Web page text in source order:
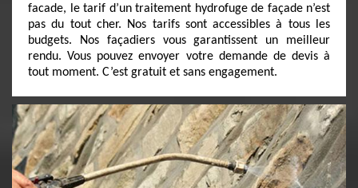
facade, le tarif d’un traitement hydrofuge de façade n’est
pas du tout cher. Nos tarifs sont accessibles à tous les
budgets. Nos façadiers vous garantissent un meilleur
rendu. Vous pouvez envoyer votre demande de devis à
tout moment. C’est gratuit et sans engagement.